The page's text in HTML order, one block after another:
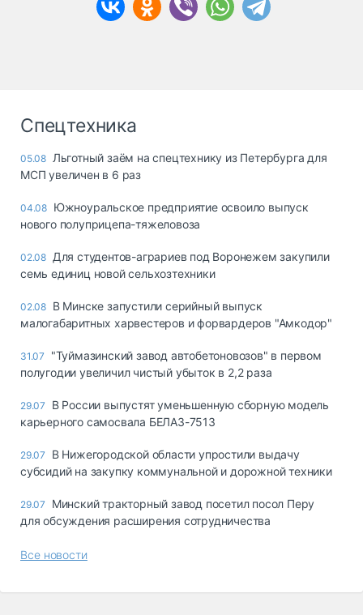
Спецтехника
05.08 Льготный заём на спецтехнику из Петербурга для
МСП увеличен в 6 раз
04.08 Южноуральское предприятие освоило выпуск
нового полуприцепа-тяжеловоза
02.08 Для студентов-аграриев под Воронежем закупили
семь единиц новой сельхозтехники
02.08 В Минске запустили серийный выпуск
малогабаритных харвестеров и форвардеров "Амкодор"
31.07
"Туймазинский завод автобетоновозов" в первом
полугодии увеличил чистый убыток в 2,2 раза
29.07
В России выпустят уменьшенную сборную модель
карьерного самосвала БЕЛАЗ-7513
29.07
В Нижегородской области упростили выдачу
субсидий на закупку коммунальной и дорожной техники
29.07
Минский тракторный завод посетил посол Перу
для обсуждения расширения сотрудничества
Все новости